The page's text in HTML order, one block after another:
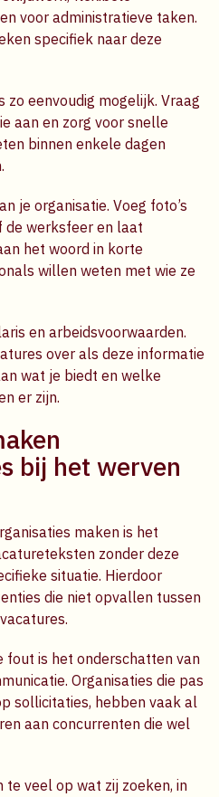
voor administratieve taken.
specifiek naar deze
eenvoudig mogelijk. Vraag
aan en zorg voor snelle
binnen enkele dagen
je organisatie. Voeg foto’s
de werksfeer en laat
het woord in korte
willen weten met wie ze
en arbeidsvoorwaarden.
over als deze informatie
wat je biedt en welke
er zijn.
bij het werven
maken is het
zonder deze
situatie. Hierdoor
die niet opvallen tussen
fout is het onderschatten van
Organisaties die pas
sollicitaties, hebben vaak al
aan concurrenten die wel
veel op wat zij zoeken, in